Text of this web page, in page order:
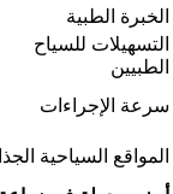
الخبرة الطبية
التسهيلات للسياح
الطبيين
سرعة الإجراءات
المواقع السياحية